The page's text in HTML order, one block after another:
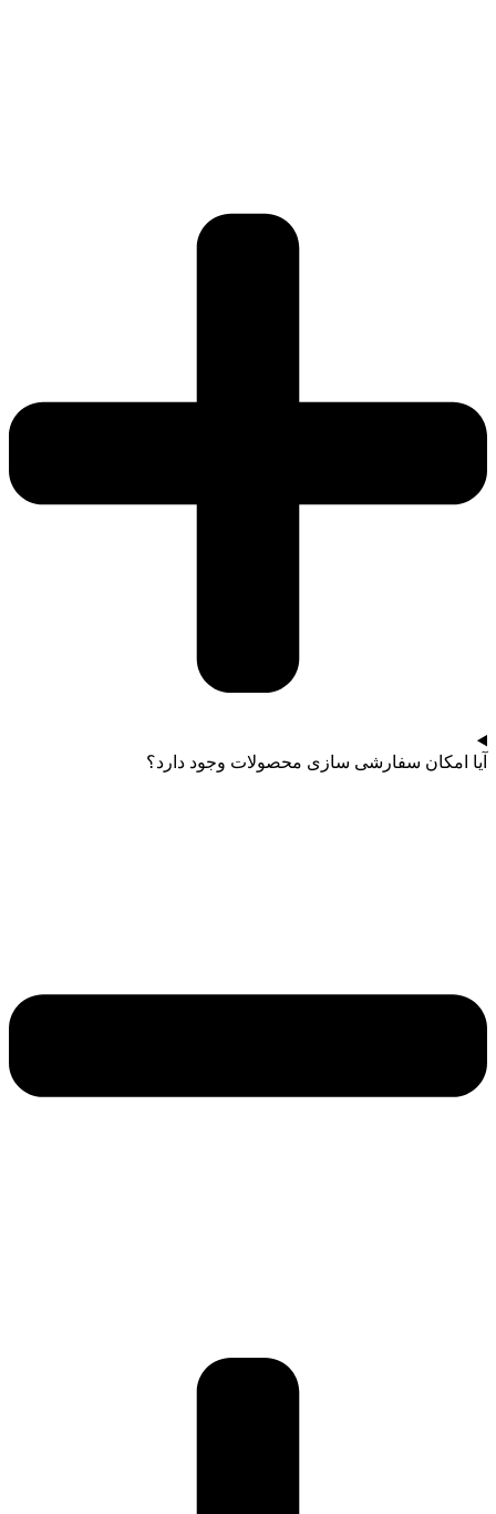
آیا امکان سفارشی سازی محصولات وجود دارد؟